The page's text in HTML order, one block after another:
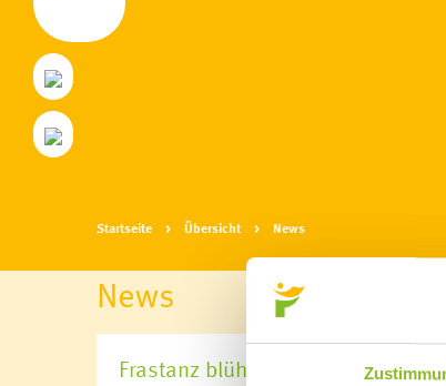
Startseite Übersicht News
News
Frastanz blüht auf mit Ferien für